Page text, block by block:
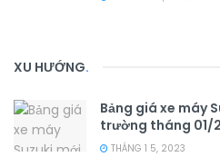
XU HƯỚNG.
Bảng giá xe máy
trường tháng 01/
THÁNG 1 5, 2023